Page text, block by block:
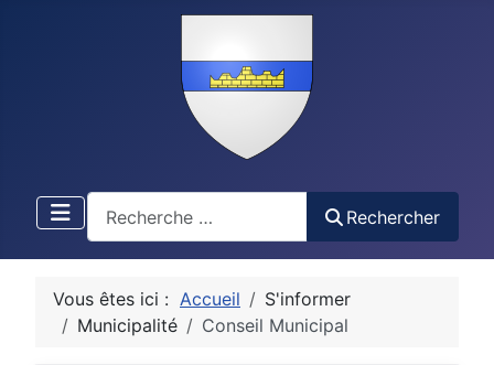
Rechercher
Vous êtes ici : Accueil
S'informer
Municipalité
Conseil Municipal